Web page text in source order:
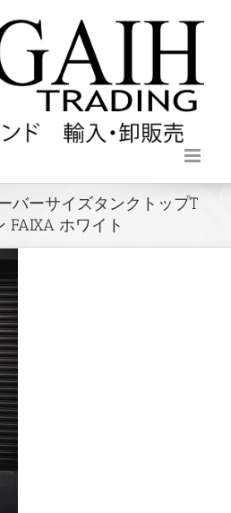
ーバーサイズタンクトップT
FAIXA ホワイト